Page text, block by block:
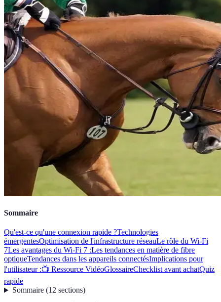
Sommaire
Qu'est-ce qu'une connexion rapide ?Technologies
émergentesOptimisation de l'infrastructure réseauLe rôle du Wi-Fi
7Les avantages du Wi-Fi 7 :Les tendances en matière de fibre
optiqueTendances dans les appareils connectésImplications pour
l'utilisateur :📺 Ressource VidéoGlossaireChecklist avant achatQuiz
rapide
Sommaire(12 sections)